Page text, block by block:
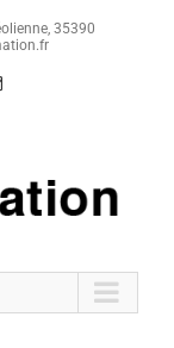
35390
Email